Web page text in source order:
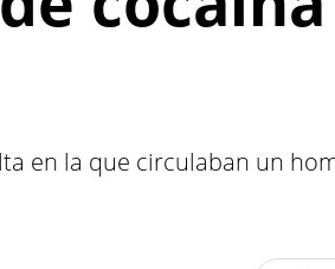
en la que circulaban un